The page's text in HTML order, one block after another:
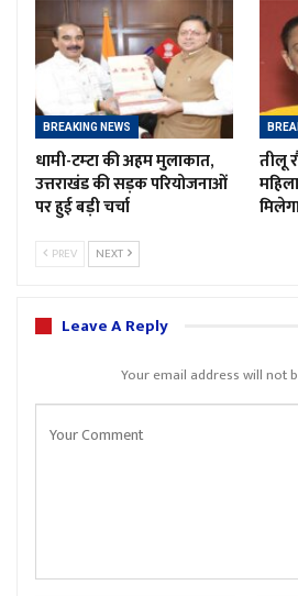
BREAKING NEWS
धामी-टम्टा की अहम मुलाकात,
उत्तराखंड की सड़क परियोजनाओं
पर हुई बड़ी चर्चा
तीलू
PREV NEXT
Leave A Reply
Your email address will not